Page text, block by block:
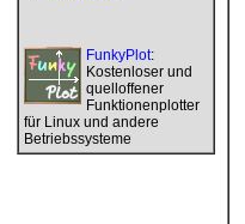
FunkyPlot:
Kostenloser und
quelloffener
Funktionenplotter
für Linux und andere
Betriebssysteme